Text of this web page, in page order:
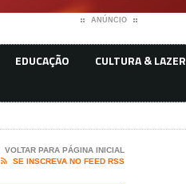
ANÚNCIO
EDUCAÇÃO CULTURA & LAZER
VOLTAR PARA PÁGINA INICIAL

SE INSCREVA NO FEED RSS